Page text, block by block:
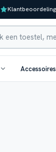
Accessoires